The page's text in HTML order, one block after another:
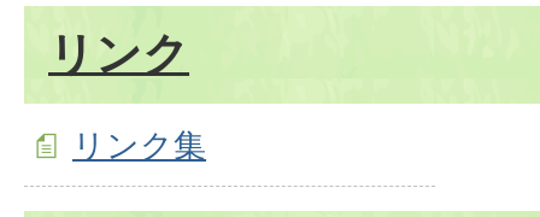
リンク
リンク集